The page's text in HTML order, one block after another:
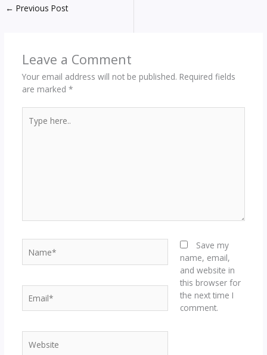
← Previous Post
Leave a Comment
Your email address will not be published. Required fields
are marked *
here..
Save my
name, email,
and website in
this browser for
the next time I
comment.